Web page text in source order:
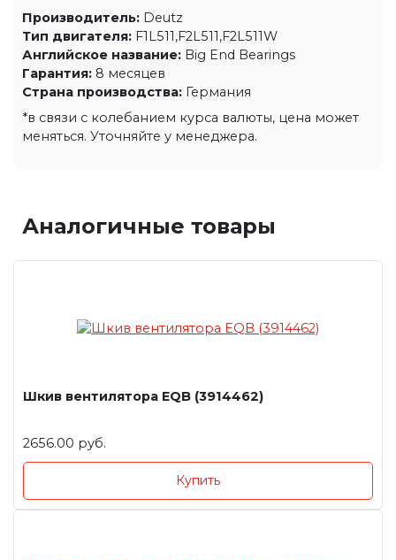
Производитель: Deutz
Тип двигателя: F1L511,F2L511,F2L511W
Английское название: Big End Bearings
Гарантия: 8 месяцев
Страна производства: Германия
*в связи с колебанием курса валюты, цена может
меняться. Уточняйте у менеджера.
Аналогичные товары
Шкив вентилятора EQB (3914462)
2656.00 руб.
Купить